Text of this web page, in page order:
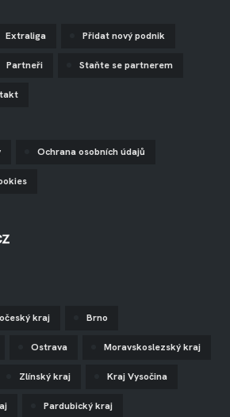
Extraliga Přidat nový podnik
Partneři Staňte se partnerem
Ochrana osobních údajů
kraj Brno
Ostrava Moravskoslezský kraj
Zlínský kraj Kraj Vysočina
Pardubický kraj